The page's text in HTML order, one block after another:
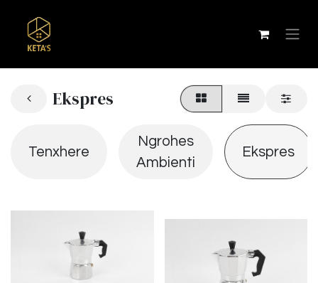
Ekspres
Tenxhere
Ngrohes
Ambienti
Ekspres